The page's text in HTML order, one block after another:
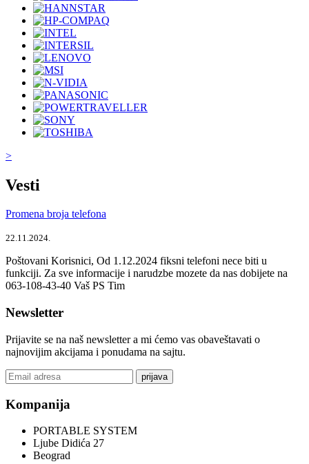
>
Vesti
Promena broja telefona
22.11.2024.
Poštovani Korisnici, Od 1.12.2024 fiksni telefoni nece biti u
funkciji. Za sve informacije i narudzbe mozete da nas dobijete na
063-108-43-40 Vaš PS Tim
Newsletter
Prijavite se na naš newsletter a mi ćemo vas obaveštavati o
najnovijim akcijama i ponudama na sajtu.
prijava
Kompanija
PORTABLE SYSTEM
Ljube Didića 27
Beograd